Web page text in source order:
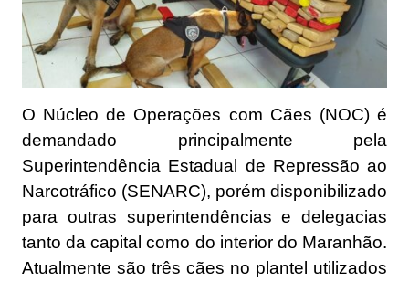
O Núcleo de Operações com Cães (NOC) é
demandado principalmente pela
Superintendência Estadual de Repressão ao
Narcotráfico (SENARC), porém disponibilizado
para outras superintendências e delegacias
tanto da capital como do interior do Maranhão.
Atualmente são três cães no plantel utilizados